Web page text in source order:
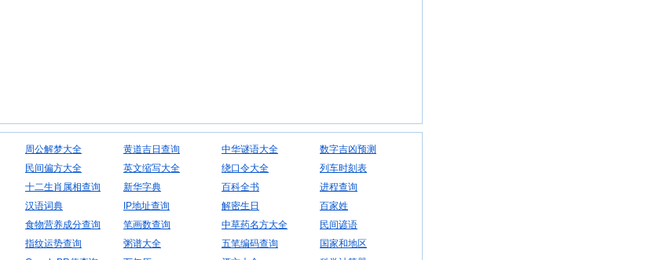
周公解梦大全 黄道吉日查询 中华谜语大全
数字吉凶预测
民间偏方大全 英文缩写大全 绕口令大全
列车时刻表
十二生肖属相查询 新华字典 百科全书
进程查询
汉语词典 IP地址查询 解密生日
百家姓
食物营养成分查询 笔画数查询 中草药名方大全
民间谚语
指纹运势查询 粥谱大全 五笔编码查询
国家和地区